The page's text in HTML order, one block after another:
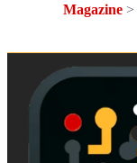
Magazine >